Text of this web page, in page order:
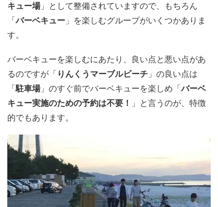
キュー場」として整備されていますので、もちろん
「バーベキュー 」を楽しむグループがいくつかありま
す。
バーベキューを楽しむにあたり、良い点と悪い点があ
るのですが「 りんくうマーブルビーチ 」の良い点は
「駐車場」のすぐ前でバーベキューを楽しめ「バーベ
キュー実施のための予約は不要！
」と言うのが、特徴
的でもあります。